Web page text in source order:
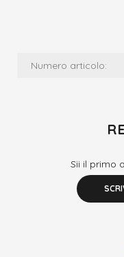
Numero articolo:
Sii il primo